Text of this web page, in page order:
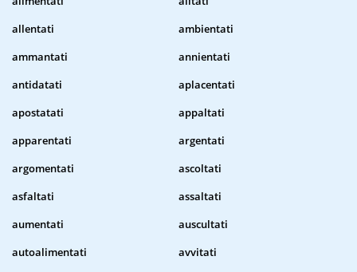
allentati
ambientati
ammantati
annientati
antidatati
aplacentati
apostatati
appaltati
apparentati
argentati
argomentati
ascoltati
asfaltati
assaltati
aumentati
auscultati
autoalimentati
avvitati